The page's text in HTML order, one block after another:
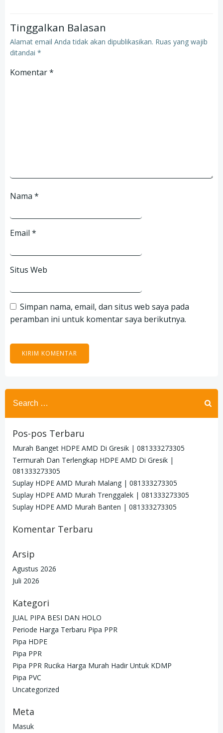
Tinggalkan Balasan
Alamat email Anda tidak akan dipublikasikan. Ruas yang wajib
ditandai *
Komentar*
Nama *
Email *
Situs Web
Simpan nama, email, dan situs web saya pada
peramban ini untuk komentar saya berikutnya.
Search
for:
Pos-pos Terbaru
Murah Banget HDPE AMD Di Gresik | 081333273305
Termurah Dan Terlengkap HDPE AMD Di Gresik |
081333273305
Suplay HDPE AMD Murah Malang | 081333273305
Suplay HDPE AMD Murah Trenggalek | 081333273305
Suplay HDPE AMD Murah Banten | 081333273305
Komentar Terbaru
Arsip
Agustus 2026
Juli 2026
Kategori
JUAL PIPA BESI DAN HOLO
Periode Harga Terbaru Pipa PPR
Pipa HDPE
Pipa PPR
Pipa PPR Rucika Harga Murah Hadir Untuk KDMP
Pipa PVC
Uncategorized
Meta
Masuk